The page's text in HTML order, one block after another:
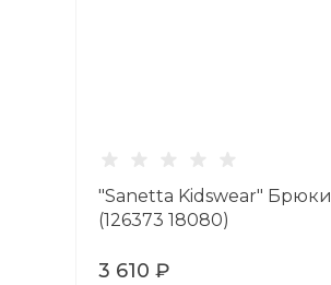
"Sanetta Kidswear" Брюки
(126373 18080)
3 610 ₽